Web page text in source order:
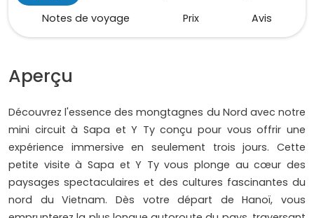
Notes de voyage
Prix Avis
Aperçu
Découvrez l'essence des mongtagnes du Nord avec notre
mini circuit à Sapa et Y Ty conçu pour vous offrir une
expérience immersive en seulement trois jours. Cette
petite visite à Sapa et Y Ty vous plonge au cœur des
paysages spectaculaires et des cultures fascinantes du
nord du Vietnam. Dès votre départ de Hanoï, vous